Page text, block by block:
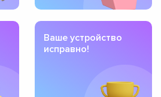
Ваше устройство
исправно!